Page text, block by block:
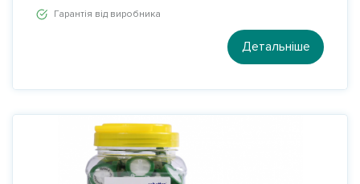
Гарантія від виробника
Детальніше